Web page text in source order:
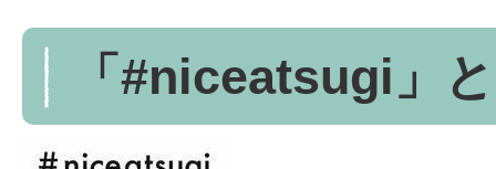
「#niceatsugi」